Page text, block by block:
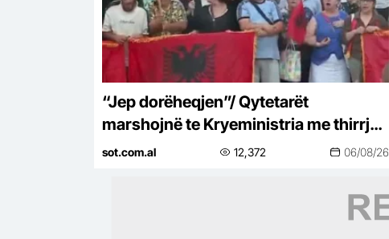
“Jep dorëheqjen”/ Qytetarët
marshojnë te Kryeministria me thirrjet:
Rama në burg, Berisha në burg!
sot.com.al 12,372 06/08/26